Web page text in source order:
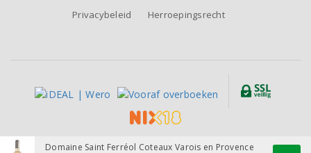
Domaine Saint Ferréol Coteaux Varois en Provence
Privacybeleid
Herroepingsrecht
Alle prijzen zijn inclusief BTW, exclusief eventuele verzendkosten.